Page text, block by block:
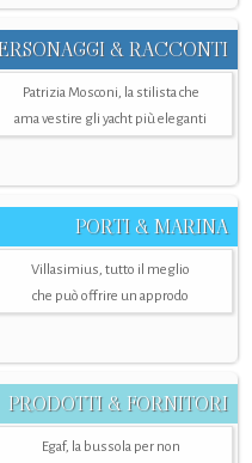
& RACCONTI
Patrizia Mosconi, la stilista che
ama vestire gli yacht più eleganti
PORTI & MARINA
Villasimius, tutto il meglio
che può offrire un approdo
PRODOTTI & FORNITORI
Egaf, la bussola per non